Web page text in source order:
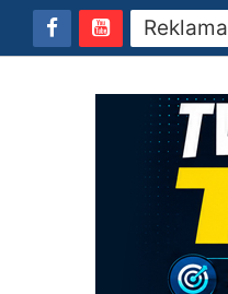
Reklama